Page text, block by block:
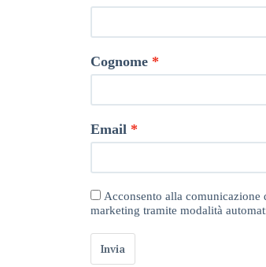
Cognome
Email
Acconsento alla
marketing tramite modalità
Invia